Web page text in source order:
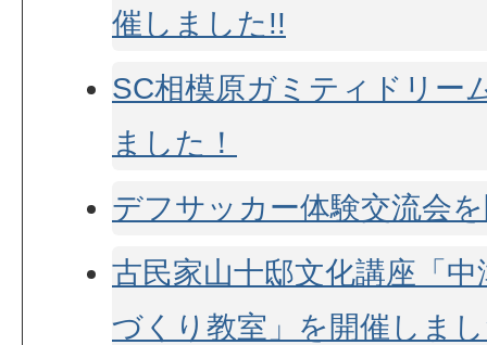
催しました!!
SC相模原ガミティドリー
ました！
デフサッカー体験交流会
古民家山十邸文化講座「
づくり教室」を開催しま